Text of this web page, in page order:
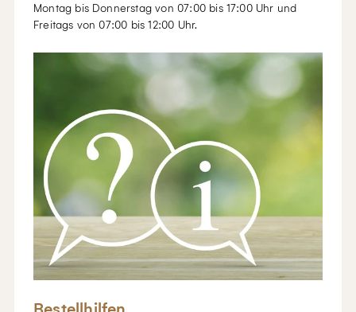
Montag bis Donnerstag von 07:00 bis 17:00 Uhr und
Freitags von 07:00 bis 12:00 Uhr.